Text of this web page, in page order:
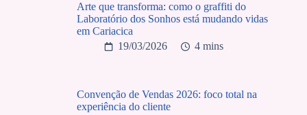
Arte que transforma: como o graffiti do
Laboratório dos Sonhos está mudando vidas
em Cariacica
19/03/2026
4 mins
Convenção de Vendas 2026: foco total na
experiência do cliente